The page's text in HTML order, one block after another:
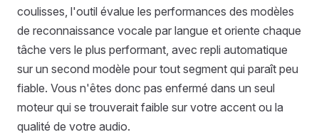
coulisses, l'outil évalue les performances des modèles
de reconnaissance vocale par langue et oriente chaque
tâche vers le plus performant, avec repli automatique
sur un second modèle pour tout segment qui paraît peu
fiable. Vous n'êtes donc pas enfermé dans un seul
moteur qui se trouverait faible sur votre accent ou la
qualité de votre audio.